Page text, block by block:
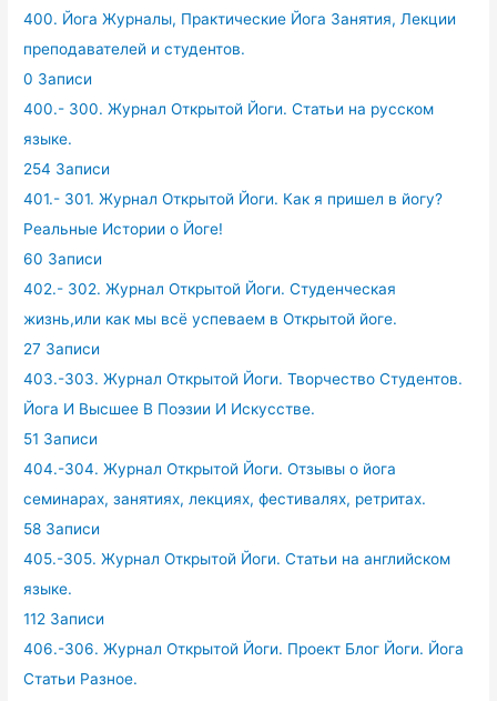
400. Йога Журналы, Практические Йога Занятия, Лекции
преподавателей и студентов.
0 Записи
400.- 300. Журнал Открытой Йоги. Статьи на русском
языке.
254 Записи
401.- 301. Журнал Открытой Йоги. Как я пришел в йогу?
Реальные Истории о Йоге!
60 Записи
402.- 302. Журнал Открытой Йоги. Студенческая
жизнь,или как мы всё успеваем в Открытой йоге.
27 Записи
403.-303. Журнал Открытой Йоги. Творчество Студентов.
Йога И Высшее В Поэзии И Искусстве.
51 Записи
404.-304. Журнал Открытой Йоги. Отзывы о йога
семинарах, занятиях, лекциях, фестивалях, ретритах.
58 Записи
405.-305. Журнал Открытой Йоги. Статьи на английском
языке.
112 Записи
406.-306. Журнал Открытой Йоги. Проект Блог Йоги. Йога
Статьи Разное.